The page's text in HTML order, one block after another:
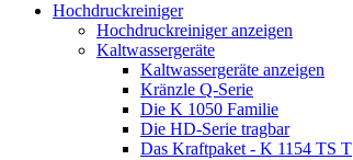
Hochdruckreiniger
Hochdruckreiniger anzeigen
Kaltwassergeräte
Kaltwassergeräte anzeigen
Kränzle Q-Serie
Die K 1050 Familie
Die HD-Serie tragbar
Das Kraftpaket - K 1154 TS T